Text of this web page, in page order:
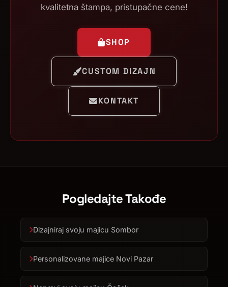
kvalitetna štampa, pristupačne cene!
SHOP
CUSTOM DIZAJN
KONTAKT
Pogledajte Takođe
Dizajniraj svoju majicu Sombor
Personalizovane majice Novi Pazar